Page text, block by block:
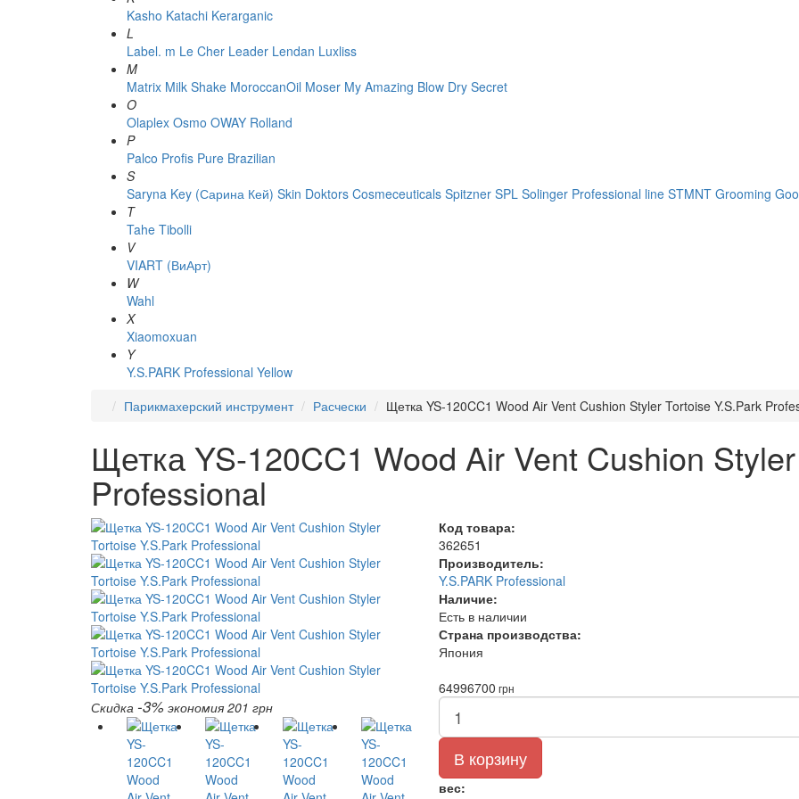
Kasho Katachi Kerarganic
L
Label. m Le Cher Leader Lendan Luxliss
M
Matrix Milk Shake MoroccanOil Moser My Amazing Blow Dry Secret
O
Olaplex Osmo OWAY Rolland
P
Palco Profis Pure Brazilian
S
Saryna Key (Сарина Кей) Skin Doktors Cosmeceuticals Spitzner SPL Solinger Professional line STMNT Grooming
T
Tahe Tibolli
V
VIART (ВиАрт)
W
Wahl
X
Xiaomoxuan
Y
Y.S.PARK Professional Yellow
Парикмахерский инструмент
Расчески Щетка YS-120CC1 Wood Air Vent Cushion Styler Tortoise Y.S.Park
Щетка YS-120CC1 Wood Air Vent Cushion
Professional
Скидка -3% экономия 201 грн
Код товара:
362651
Производитель:
Y.S.PARK Professional
Наличие:
Есть в наличии
Страна производства:
Япония
64996700 грн
В корзину
вес: